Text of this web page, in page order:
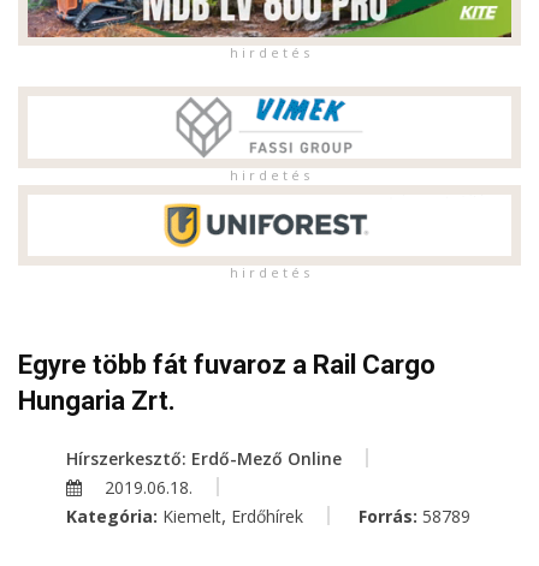
h i r d e t é s
h i r d e t é s
h i r d e t é s
Egyre több fát fuvaroz a Rail Cargo
Hungaria Zrt.
Hírszerkesztő: Erdő-Mező Online
2019.06.18.
Kategória: Kiemelt, Erdőhírek Forrás: 58789